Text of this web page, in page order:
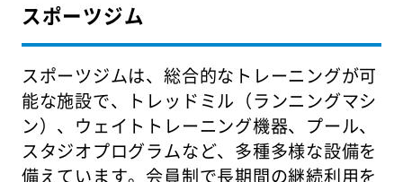
スポーツジム
スポーツジムは、総合的なトレーニングが可
能な施設で、トレッドミル（ランニングマシ
ン）、ウェイトトレーニング機器、プール、
スタジオプログラムなど、多種多様な設備を
備えています。会員制で長期間の継続利用を